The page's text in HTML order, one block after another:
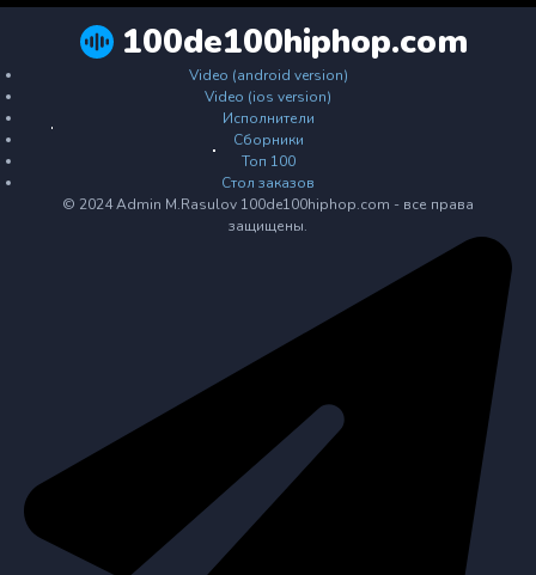
100de100hiphop.com
Video (android version)
Video (ios version)
Исполнители
Сборники
Топ 100
Стол заказов
© 2024 Admin M.Rasulov 100de100hiphop.com - все права
защищены.